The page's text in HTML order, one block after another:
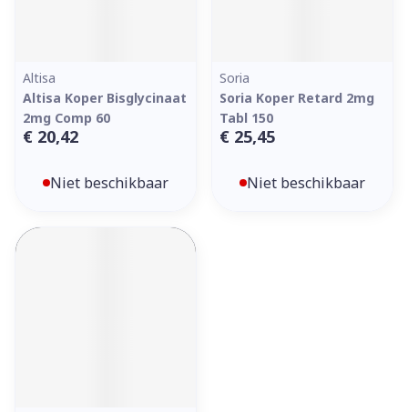
Altisa
Altisa Koper Bisglycinaat
2mg Comp 60
€ 20,42
Niet beschikbaar
Soria
Soria Koper Retard 2mg
Tabl 150
€ 25,45
Niet beschikbaar